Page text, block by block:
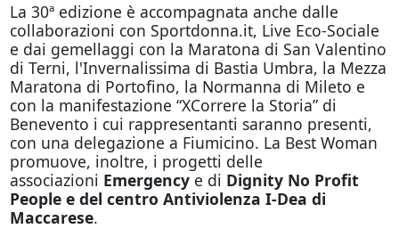
La 30ª edizione è accompagnata anche dalle
collaborazioni con Sportdonna.it, Live Eco-Sociale
e dai gemellaggi con la Maratona di San Valentino
di Terni, l'Invernalissima di Bastia Umbra, la Mezza
Maratona di Portofino, la Normanna di Mileto e
con la manifestazione “XCorrere la Storia” di
Benevento i cui rappresentanti saranno presenti,
con una delegazione a Fiumicino. La Best Woman
promuove, inoltre, i progetti delle
associazioni Emergency e di Dignity No Profit
People e del centro Antiviolenza I-Dea di
Maccarese.